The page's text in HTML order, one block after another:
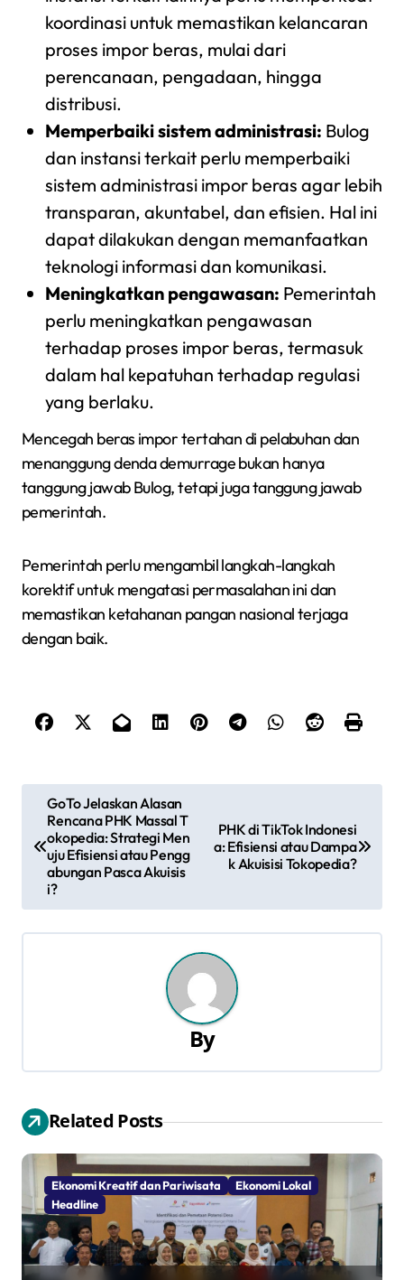
koordinasi untuk memastikan kelancaran
proses impor beras, mulai dari
perencanaan, pengadaan, hingga
distribusi.
Memperbaiki sistem administrasi: Bulog
dan instansi terkait perlu memperbaiki
sistem administrasi impor beras agar lebih
transparan, akuntabel, dan efisien. Hal ini
dapat dilakukan dengan memanfaatkan
teknologi informasi dan komunikasi.
Meningkatkan pengawasan: Pemerintah
perlu meningkatkan pengawasan
terhadap proses impor beras, termasuk
dalam hal kepatuhan terhadap regulasi
yang berlaku.
Mencegah beras impor tertahan di pelabuhan dan
menanggung denda demurrage bukan hanya
tanggung jawab Bulog, tetapi juga tanggung jawab
pemerintah.
Pemerintah perlu mengambil langkah-langkah
korektif untuk mengatasi permasalahan ini dan
memastikan ketahanan pangan nasional terjaga
dengan baik.
a
i
i
o
s
GoTo Jelaskan Alasan
Rencana PHK Massal T
okopedia: Strategi Men
uju Efisiensi atau Pengg
abungan Pasca Akuisis
i?
PHK di TikTok Indonesi
a: Efisiensi atau Dampa
k Akuisisi Tokopedia?
By
Related Posts
Ekonomi Kreatif dan Pariwisata
Ekonomi Lokal
Headline